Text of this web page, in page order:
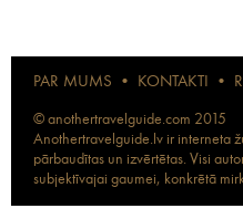
PAR MUMS • KONTAKTI •
© anothertravelguide.com 2015
Anothertravelguide.lv ir interneta
pārbaudītas un izvērtētas. Visi
subjektīvajai gaumei, konkrētā